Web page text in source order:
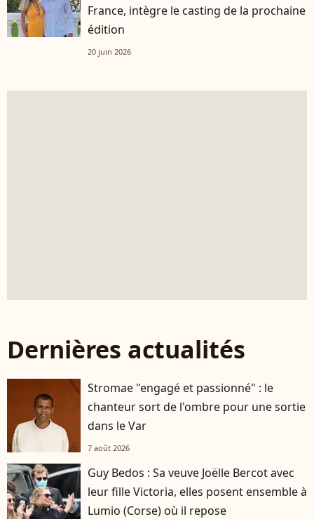
France, intègre le casting de la prochaine
édition
20 juin 2026
Dernières actualités
Stromae "engagé et passionné" : le
chanteur sort de l'ombre pour une sortie
dans le Var
7 août 2026
Guy Bedos : Sa veuve Joëlle Bercot avec
leur fille Victoria, elles posent ensemble à
Lumio (Corse) où il repose